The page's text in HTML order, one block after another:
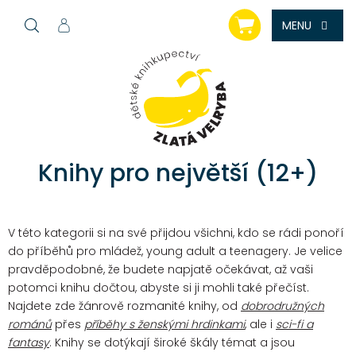
NÁKUPNÍ
KOŠÍK
Knihy pro největší (12+)
V této kategorii si na své přijdou všichni, kdo se rádi ponoří
do příběhů pro mládež, young adult a teenagery. Je velice
pravděpodobné, že budete napjatě očekávat, až vaši
potomci knihu dočtou, abyste si ji mohli také přečíst.
Najdete zde žánrově rozmanité knihy, od dobrodružných
románůpřes příběhy s ženskými hrdinkami, ale i sci-fi a
fantasy. Knihy se dotýkají široké škály témat a jsou